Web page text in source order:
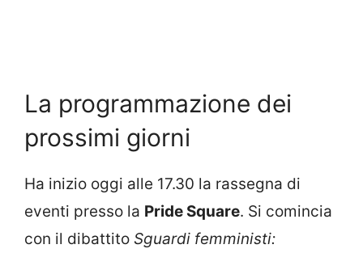
La programmazione dei
prossimi giorni
Ha inizio oggi alle 17.30 la rassegna di
eventi presso la Pride Square. Si comincia
con il dibattito Sguardi femministi: